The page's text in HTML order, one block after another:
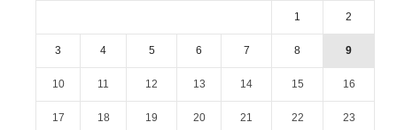
1 2
3 4 5 6 7 8 9
10 11 12 13 14 15 16
17 18 19 20 21 22 23